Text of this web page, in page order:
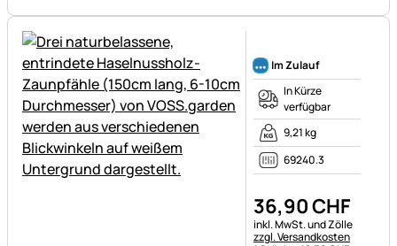
Im Zulauf
In Kürze
verfügbar
9,21 kg
69240.3
36,90CHF
Steuerhinweis:
inkl. MwSt. und Zölle
zzgl. Versandkosten